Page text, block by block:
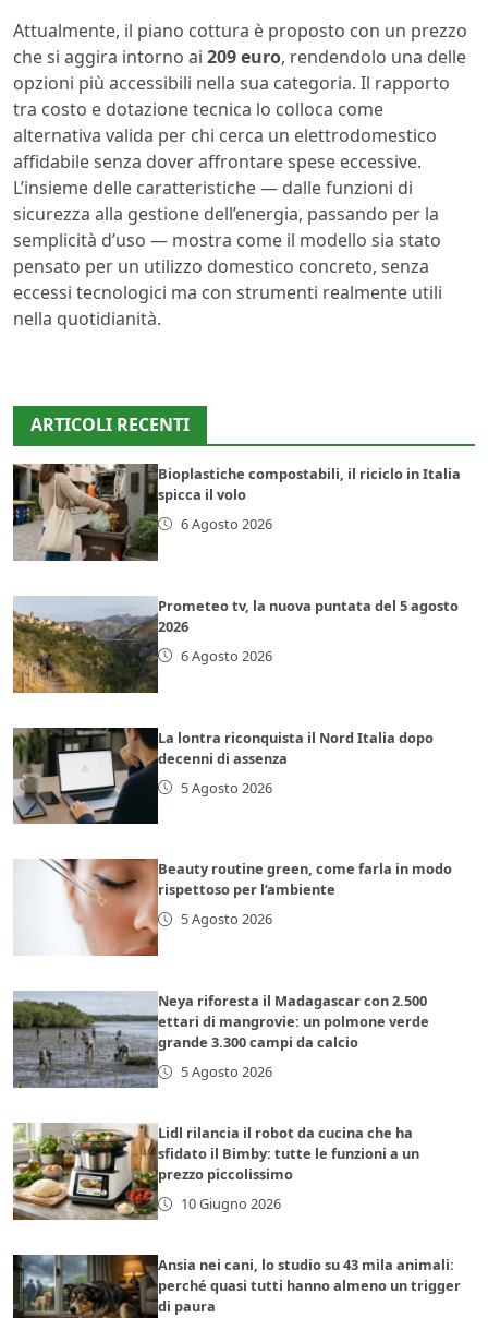
Attualmente, il piano cottura è proposto con un prezzo
che si aggira intorno ai 209 euro, rendendolo una delle
opzioni più accessibili nella sua categoria. Il rapporto
tra costo e dotazione tecnica lo colloca come
alternativa valida per chi cerca un elettrodomestico
affidabile senza dover affrontare spese eccessive.
L’insieme delle caratteristiche — dalle funzioni di
sicurezza alla gestione dell’energia, passando per la
semplicità d’uso — mostra come il modello sia stato
pensato per un utilizzo domestico concreto, senza
eccessi tecnologici ma con strumenti realmente utili
nella quotidianità.
ARTICOLI RECENTI
Bioplastiche compostabili, il riciclo in Italia
spicca il volo
6 Agosto 2026
Prometeo tv, la nuova puntata del 5 agosto
2026
6 Agosto 2026
La lontra riconquista il Nord Italia dopo
decenni di assenza
5 Agosto 2026
Beauty routine green, come farla in modo
rispettoso per l’ambiente
5 Agosto 2026
Neya riforesta il Madagascar con 2.500
ettari di mangrovie: un polmone verde
grande 3.300 campi da calcio
5 Agosto 2026
Lidl rilancia il robot da cucina che ha
sfidato il Bimby: tutte le funzioni a un
prezzo piccolissimo
10 Giugno 2026
Ansia nei cani, lo studio su 43 mila animali:
perché quasi tutti hanno almeno un trigger
di paura